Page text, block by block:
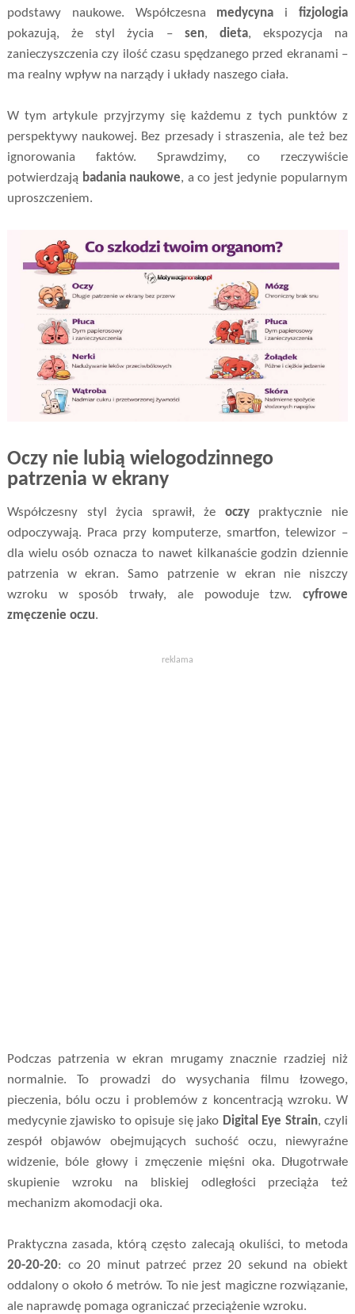
podstawy naukowe. Współczesna medycyna ifizjologia
pokazują, że styl życia – sen, dieta, ekspozycja na
zanieczyszczenia czy ilość czasu spędzanego przed ekranami –
ma realny wpływ na narządy i układy naszego ciała.
W tym artykule przyjrzymy się każdemu z tych punktów z
perspektywy naukowej. Bez przesady i straszenia, ale też bez
ignorowania faktów. Sprawdzimy, co rzeczywiście
potwierdzają badania naukowe, a co jest jedynie popularnym
uproszczeniem.
Oczy nie lubią wielogodzinnego
patrzenia w ekrany
Współczesny styl życia sprawił, że oczypraktycznie nie
odpoczywają. Praca przy komputerze, smartfon, telewizor –
dla wielu osób oznacza to nawet kilkanaście godzin dziennie
patrzenia w ekran. Samo patrzenie w ekran nie niszczy
wzroku w sposób trwały, ale powoduje tzw.cyfrowe
zmęczenie oczu.
reklama
Podczas patrzenia w ekran mrugamy znacznie rzadziej niż
normalnie. To prowadzi do wysychania filmu łzowego,
pieczenia, bólu oczu i problemów z koncentracją wzroku. W
medycynie zjawisko to opisuje się jako Digital Eye Strain, czyli
zespół objawów obejmujących suchość oczu, niewyraźne
widzenie, bóle głowy i zmęczenie mięśni oka. Długotrwałe
skupienie wzroku na bliskiej odległości przeciąża też
mechanizm akomodacji oka.
Praktyczna zasada, którą często zalecają okuliści, to metoda
20-20-20: co 20 minut patrzeć przez 20 sekund na obiekt
oddalony o około 6 metrów. To nie jest magiczne rozwiązanie,
ale naprawdę pomaga ograniczać przeciążenie wzroku.